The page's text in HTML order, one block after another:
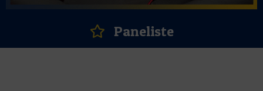
Paneliste